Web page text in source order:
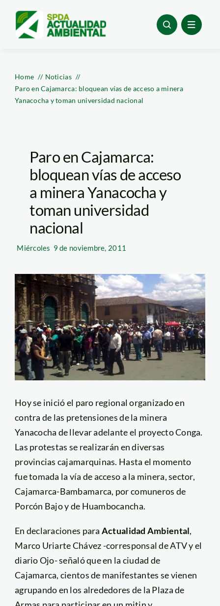
content
Home
Noticias
Paro en Cajamarca: bloquean vías de acceso a minera
Yanacocha y toman universidad nacional
Paro en Cajamarca:
bloquean vías de acceso
a minera Yanacocha y
toman universidad
nacional
Miércoles 9 de noviembre, 2011
Hoy se inició el paro regional organizado en
contra de las pretensiones de la minera
Yanacocha de llevar adelante el proyecto Conga.
Las protestas se realizarán en diversas
provincias cajamarquinas. Hasta el momento
fue tomada la vía de acceso a la minera, sector,
Cajamarca-Bambamarca, por comuneros de
Porcón Bajo y de Huambocancha.
En declaraciones para Actualidad Ambiental,
Marco Uriarte Chávez -corresponsal de ATV y el
diario Ojo- señaló que en la ciudad de
Cajamarca, cientos de manifestantes se vienen
agrupando en los alrededores de la Plaza de